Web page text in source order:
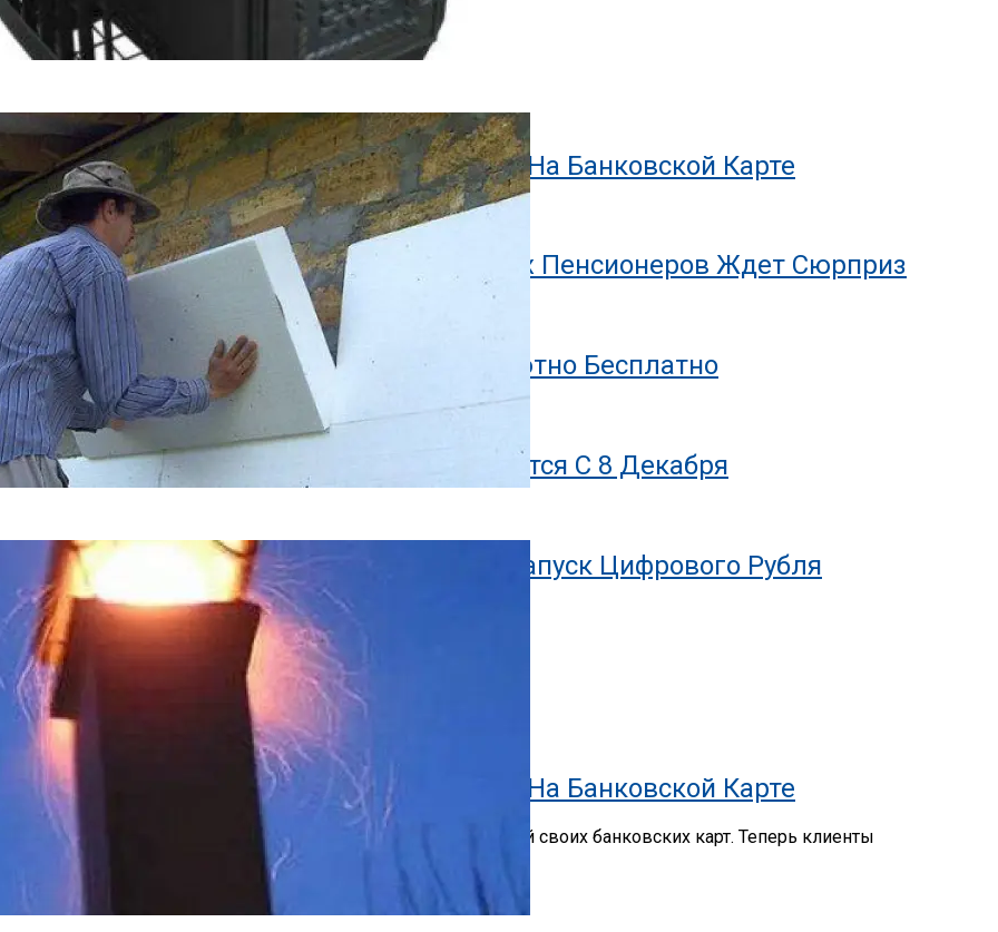
Всех Тех, У Кого Остались Деньги На Банковской Карте
Пенсии: И Работающих, И Неработающих Пенсионеров Ждет Сюрприз
На АЗС Будут Заправлять Абсолютно Бесплатно
Пенсионеров». Новая Льгота Вводится С 8 Декабря
Денег Произойдет: Начинается Запуск Цифрового Рубля
Всех Тех, У Кого Остались Деньги На Банковской Карте
С 15 мая Сбербанк вводит ряд изменений для держателей своих банковских карт. Теперь клиенты